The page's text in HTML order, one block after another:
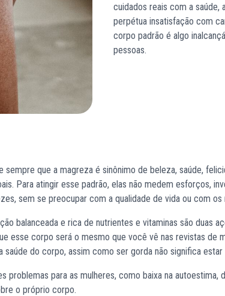
cuidados reais com a saúde,
perpétua insatisfação com
corpo padrão é algo
pessoas.
sempre que a magreza é sinônimo de beleza, saúde,
Para atingir esse padrão, elas não medem esforços,
sem se preocupar com a qualidade de vida ou com os
balanceada e rica de nutrientes e vitaminas são duas
esse corpo será o mesmo que você vê nas revistas de
do corpo, assim como ser gorda não significa estar
problemas para as mulheres, como baixa na autoestima,
o próprio corpo.